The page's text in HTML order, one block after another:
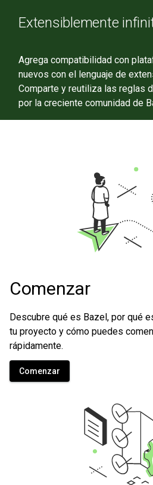
Extensiblemente
Agrega compatibilidad con
nuevos con el lenguaje de
Comparte y reutiliza las reglas
por la creciente comunidad de
Comenzar
Descubre qué es Bazel, por qué
tu proyecto y cómo puedes
rápidamente.
Comenzar